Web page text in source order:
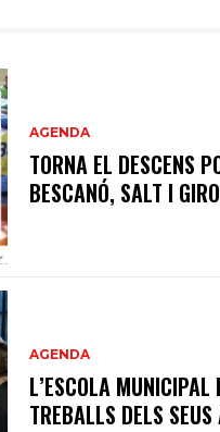
AGENDA
TORNA EL DESCENS
BESCANÓ, SALT I
AGENDA
L’ESCOLA
TREBALLS DELS